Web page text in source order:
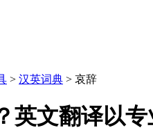
> 汉英词典 > 哀辞
英文翻译以